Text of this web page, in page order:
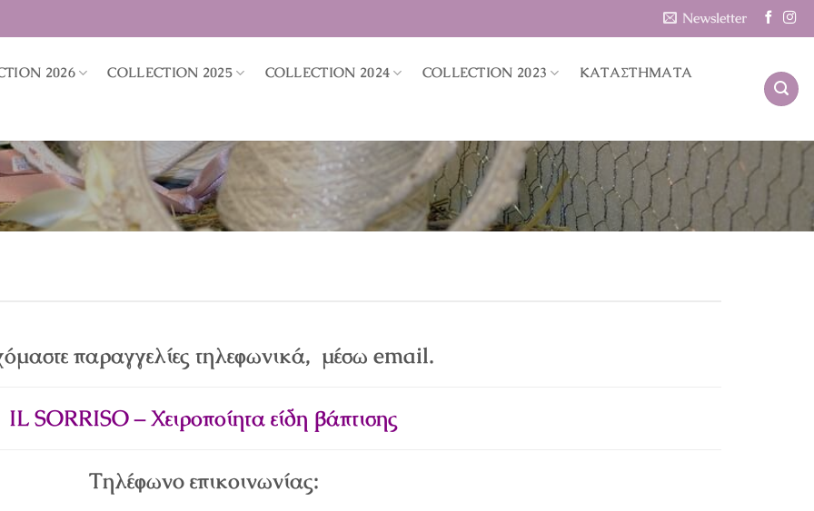
Newsletter
2026 COLLECTION 2025 COLLECTION 2024 COLLECTION 2023
ΚΑΤΑΣΤΗΜΑΤΑ
παραγγελίες τηλεφωνικά, μέσω email.
IL SORRISO – Χειροποίητα είδη βάπτισης
Τηλέφωνo επικοινωνίας: